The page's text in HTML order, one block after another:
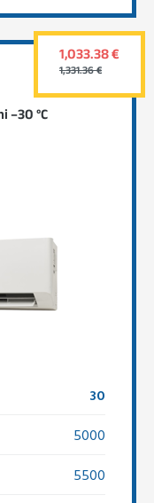
–30 °C
30
5000
5500
1,033.38 €
1,331.36 €